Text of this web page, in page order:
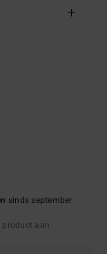
sinds september
product aan